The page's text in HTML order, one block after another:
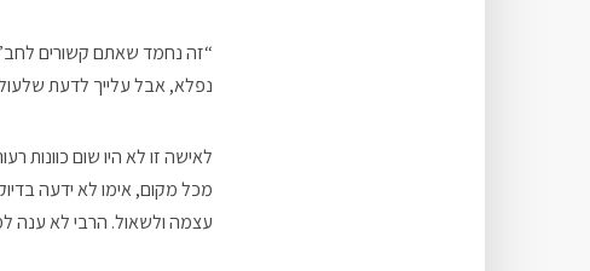
“זה נחמד שאתם קשורים
נפלא, אבל עלייך לדעת
לאישה זו לא היו שום כוונות
מכל מקום, אימו לא ידעה
עצמה ולשאול. הרבי לא ענה